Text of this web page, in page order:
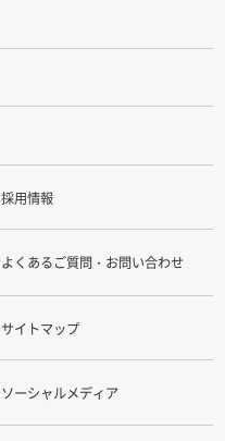
採用情報
よくあるご質問・お問い合わせ
サイトマップ
ソーシャルメディア